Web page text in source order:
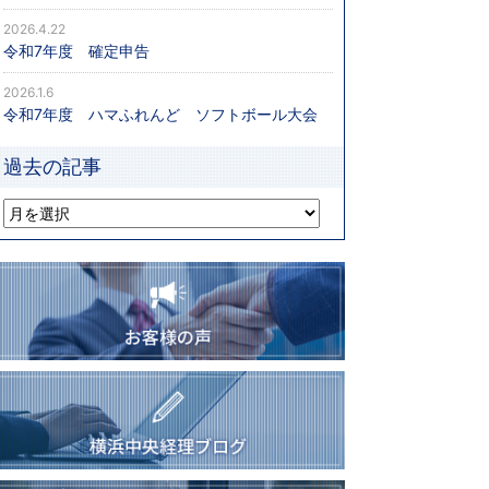
令和7年度 確定申告
2026.4.22
令和7年度 ハマふれんど ソフトボール大会
2026.1.6
過去の記事